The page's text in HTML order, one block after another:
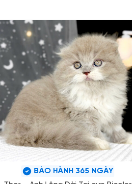
BẢO HÀNH 365 NGÀY